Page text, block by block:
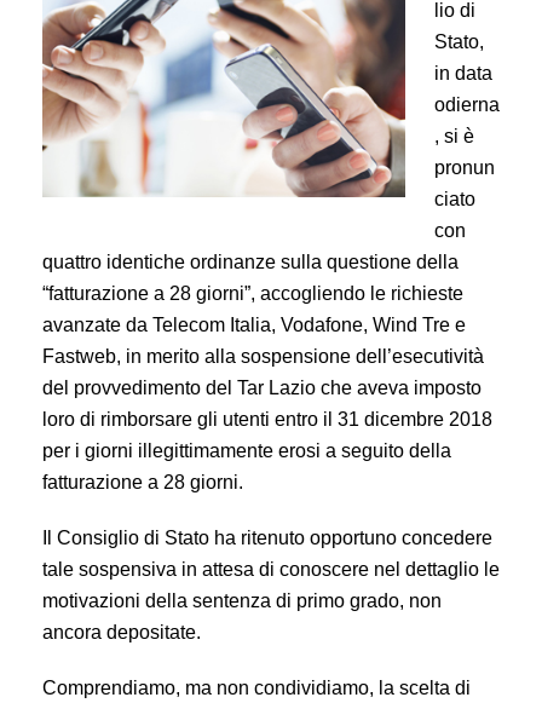
lio di
Stato,
in data
odierna
, si è
pronun
ciato
con
quattro identiche ordinanze sulla questione della
“fatturazione a 28 giorni”, accogliendo le richieste
avanzate da Telecom Italia, Vodafone, Wind Tre e
Fastweb, in merito alla sospensione dell’esecutività
del provvedimento del Tar Lazio che aveva imposto
loro di rimborsare gli utenti entro il 31 dicembre 2018
per i giorni illegittimamente erosi a seguito della
fatturazione a 28 giorni.
Il Consiglio di Stato ha ritenuto opportuno concedere
tale sospensiva in attesa di conoscere nel dettaglio le
motivazioni della sentenza di primo grado, non
ancora depositate.
Comprendiamo, ma non condividiamo, la scelta di